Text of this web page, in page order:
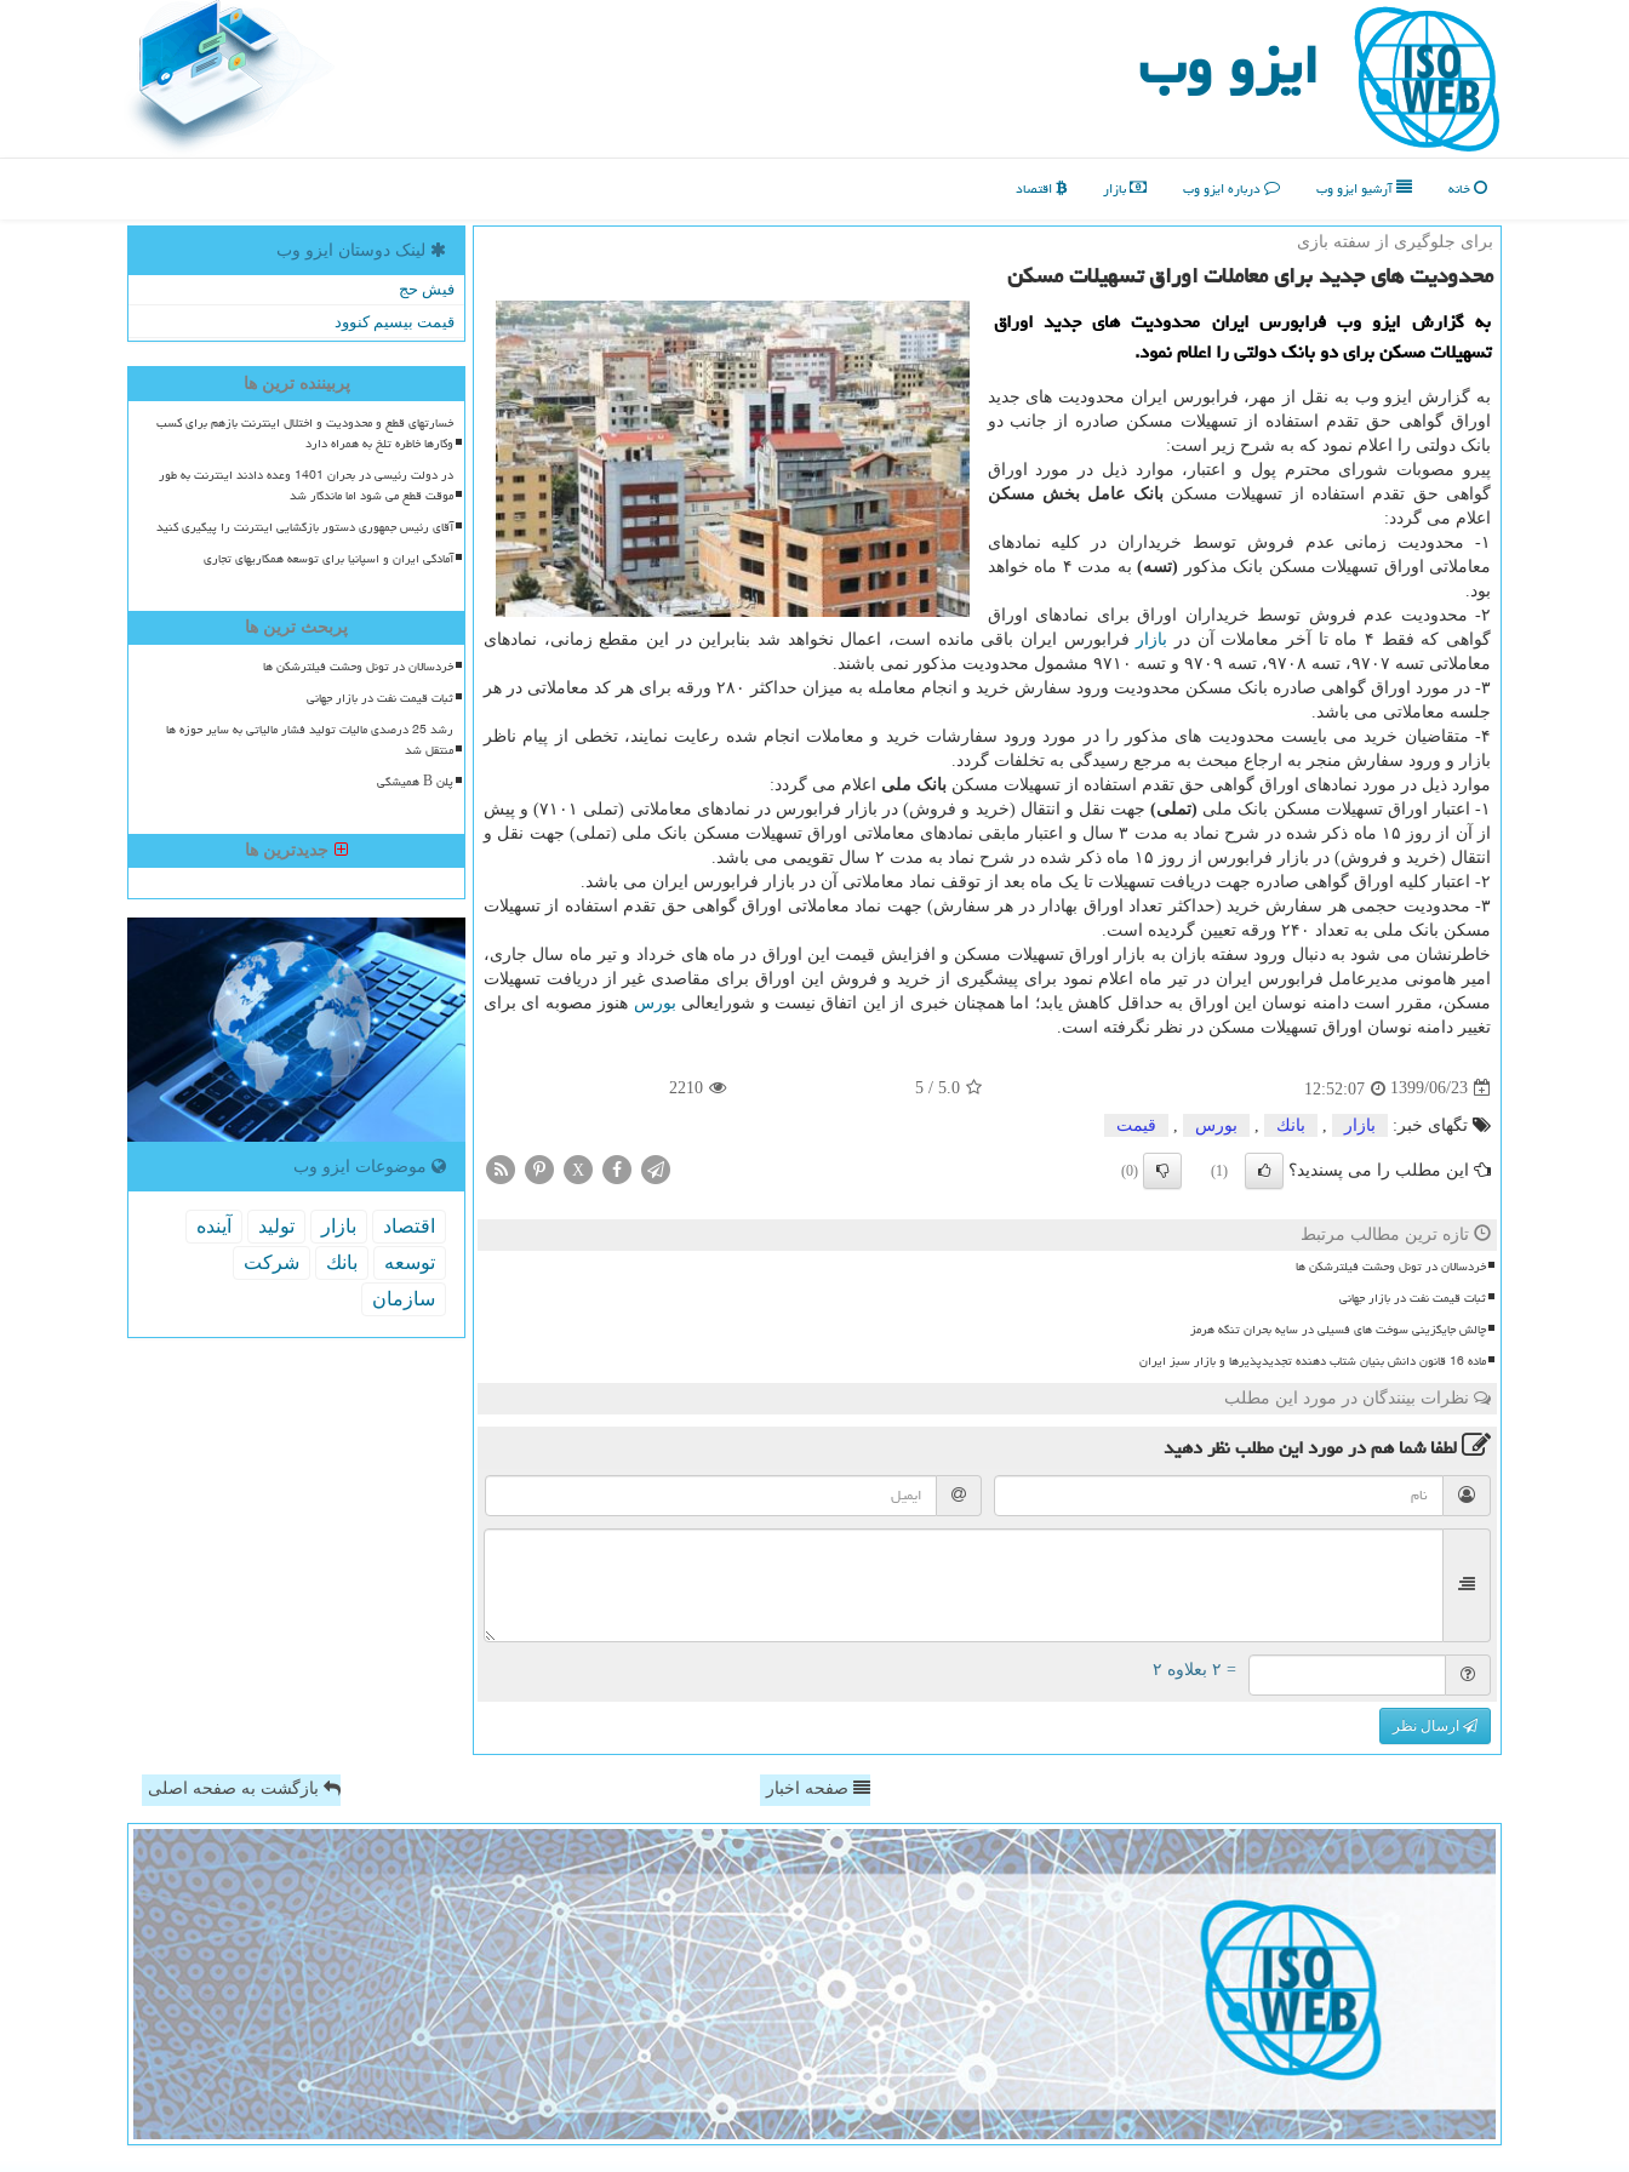
ایزو وب
خانه آرشیو ایزو وب درباره ایزو وب بازار اقتصاد
برای جلوگیری از سفته بازی
محدودیت های جدید برای معاملات اوراق تسهیلات مسكن
به گزارش ایزو وب فرابورس ایران محدودیت های جدید اوراق
تسهیلات مسكن برای دو بانك دولتی را اعلام نمود.
به گزارش ایزو وب به نقل از مهر، فرابورس ایران محدودیت های جدید
اوراق گواهی حق تقدم استفاده از تسهیلات مسکن صادره از جانب دو
بانک دولتی را اعلام نمود که به شرح زیر است:
پیرو مصوبات شورای محترم پول و اعتبار، موارد ذیل در مورد اوراق
گواهی حق تقدم استفاده از تسهیلات مسکن بانک عامل بخش مسکن
اعلام می گردد:
۱- محدودیت زمانی عدم فروش توسط خریداران در کلیه نمادهای
معاملاتی اوراق تسهیلات مسکن بانک مذکور
(تسه)
به مدت ۴ ماه خواهد
بود.
۲- محدودیت عدم فروش توسط خریداران اوراق برای نمادهای اوراق
گواهی که فقط ۴ ماه تا آخر معاملات آن در
بازار
فرابورس ایران باقی مانده است، اعمال نخواهد شد بنابراین در این مقطع زمانی، نمادهای
معاملاتی تسه ۹۷۰۷، تسه ۹۷۰۸، تسه ۹۷۰۹ و تسه ۹۷۱۰ مشمول محدودیت مذکور نمی باشند.
۳- در مورد اوراق گواهی صادره بانک مسکن محدودیت ورود سفارش خرید و انجام معامله به میزان حداکثر ۲۸۰ ورقه برای هر کد معاملاتی در هر
جلسه معاملاتی می باشد.
۴- متقاضیان خرید می بایست محدودیت های مذکور را در مورد ورود سفارشات خرید و معاملات انجام شده رعایت نمایند، تخطی از پیام ناظر
بازار و ورود سفارش منجر به ارجاع مبحث به مرجع رسیدگی به تخلفات گردد.
موارد ذیل در مورد نمادهای اوراق گواهی حق تقدم استفاده از تسهیلات مسکن بانک ملی اعلام می گردد:
۱- اعتبار اوراق تسهیلات مسکن بانک ملی
(تملی)
جهت نقل و انتقال (خرید و فروش) در بازار فرابورس در نمادهای معاملاتی (تملی ۷۱۰۱) و پیش
از آن از روز ۱۵ ماه ذکر شده در شرح نماد به مدت ۳ سال و اعتبار مابقی نمادهای معاملاتی اوراق تسهیلات مسکن بانک ملی (تملی) جهت نقل و
انتقال (خرید و فروش) در بازار فرابورس از روز ۱۵ ماه ذکر شده در شرح نماد به مدت ۲ سال تقویمی می باشد.
۲- اعتبار کلیه اوراق گواهی صادره جهت دریافت تسهیلات تا یک ماه بعد از توقف نماد معاملاتی آن در بازار فرابورس ایران می باشد.
۳- محدودیت حجمی هر سفارش خرید (حداکثر تعداد اوراق بهادار در هر سفارش) جهت نماد معاملاتی اوراق گواهی حق تقدم استفاده از تسهیلات
مسکن بانک ملی به تعداد ۲۴۰ ورقه تعیین گردیده است.
خاطرنشان می شود به دنبال ورود سفته بازان به بازار اوراق تسهیلات مسکن و افزایش قیمت این اوراق در ماه های خرداد و تیر ماه سال جاری،
امیر هامونی مدیرعامل فرابورس ایران در تیر ماه اعلام نمود برای پیشگیری از خرید و فروش این اوراق برای مقاصدی غیر از دریافت تسهیلات
مسکن، مقرر است دامنه نوسان این اوراق به حداقل کاهش یابد؛ اما همچنان خبری از این اتفاق نیست و شورایعالی بورس هنوز مصوبه ای برای
تغییر دامنه نوسان اوراق تسهیلات مسکن در نظر نگرفته است.
1399/06/23
12:52:07
5.0
/
5
2210
تگهای خبر: بازار بانك بورس قیمت
این مطلب را می پسندید؟ (1)
(0)
X
تازه ترین مطالب مرتبط
خردسالان در تونل وحشت فیلترشکن ها
ثبات قیمت نفت در بازار جهانی
چالش جایگزینی سوخت های فسیلی در سایه بحران تنگه هرمز
ماده 16 قانون دانش بنیان شتاب دهنده تجدیدپذیرها و بازار سبز ایران
نظرات بینندگان در مورد این مطلب
لطفا شما همدر مورد این مطلبنظر دهید
= ۲ بعلاوه ۲
ارسال نظر
لینک دوستان ایزو وب
فیش حج
قیمت بیسیم کنوود
پربیننده ترین ها
خسارتهای قطع و محدودیت و اختلال اینترنت بازهم برای کسب
وکارها خاطره تلخ به همراه دارد
در دولت رئیسی در بحران 1401 وعده دادند اینترنت به طور
موقت قطع می شود اما ماندگار شد
آقای رئیس جمهوری دستور بازگشایی اینترنت را پیگیری کنید
آمادگی ایران و اسپانیا برای توسعه همکاریهای تجاری
پربحث ترین ها
خردسالان در تونل وحشت فیلترشکن ها
ثبات قیمت نفت در بازار جهانی
رشد 25 درصدی مالیات تولید فشار مالیاتی به سایر حوزه ها
منتقل شد
پلن B همیشگی
جدیدترین ها
موضوعات ایزو وب
اقتصاد بازار تولید
آینده
توسعه
بانك
شركت
سازمان
صفحه اخبار بازگشت به صفحه اصلی